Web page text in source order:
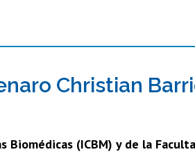
Estudios Avanzados en Educación
Christian
(ICBM) y de la